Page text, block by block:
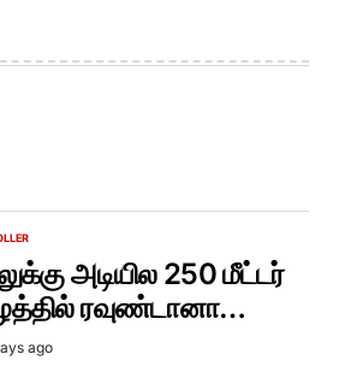
அடியில 250 மீட்டர்
ரவுண்டானா…
ago